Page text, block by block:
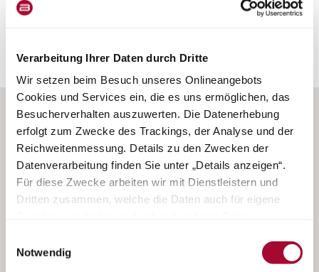
Verarbeitung Ihrer Daten durch Dritte
Wir setzen beim Besuch unseres Onlineangebots
Cookies und Services ein, die es uns ermöglichen, das
Besucherverhalten auszuwerten. Die Datenerhebung
erfolgt zum Zwecke des Trackings, der Analyse und der
Reichweitenmessung. Details zu den Zwecken der
Datenverarbeitung finden Sie unter „Details anzeigen“.
Für diese Zwecke arbeiten wir mit Dienstleistern und
Dritten zusammen, welche die Daten auch für eigene
„Cookies und Services zulassen“ oder durch Auswählen
einzelner Cookies und Services in der Detailansicht
Notwendig
cette gamme disponibles immédiatement sur place.
Camping-cars
Vans